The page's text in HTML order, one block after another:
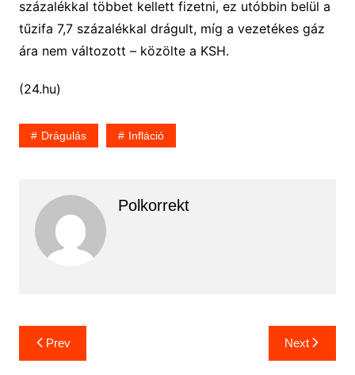
százalékkal többet kellett fizetni, ez utóbbin belül a
tűzifa 7,7 százalékkal drágult, míg a vezetékes gáz
ára nem változott – közölte a KSH.
(24.hu)
Drágulás Infláció
Polkorrekt
Bejegyzés
navigáció
Prev Next